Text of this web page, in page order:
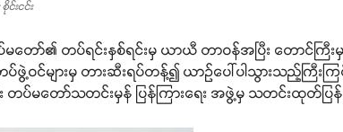
င်းငင်း
မတော်၏ တပ်ရင်းနှစ်ရင်းမှ ယာယီ တာဝန်အပြီး တောင်ကြီ
ပ်ဖွဲ့ဝင်များမှ တားဆီးရပ်တန့်၍ ယာဉ်ပေါ်ပါသွားသည့်ကြီး
တပ်မတော်သတင်းမှန် ပြန်ကြားရေး အဖွဲ့မှ သတင်းထုတ်ပြ